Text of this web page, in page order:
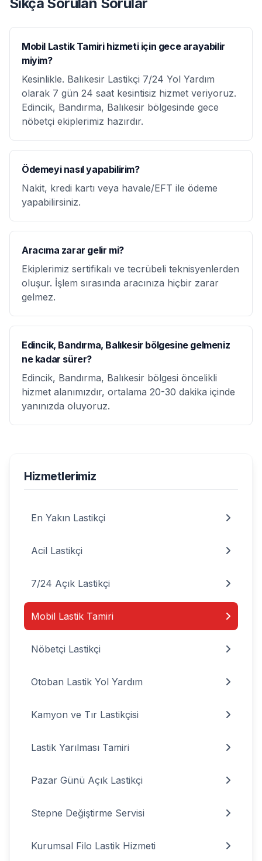
Sıkça Sorulan Sorular
Mobil Lastik Tamiri hizmeti için gece arayabilir
miyim?
Kesinlikle. Balıkesir Lastikçi 7/24 Yol Yardım
olarak 7 gün 24 saat kesintisiz hizmet veriyoruz.
Edincik, Bandırma, Balıkesir bölgesinde gece
nöbetçi ekiplerimiz hazırdır.
Ödemeyi nasıl yapabilirim?
Nakit, kredi kartı veya havale/EFT ile ödeme
yapabilirsiniz.
Aracıma zarar gelir mi?
Ekiplerimiz sertifikalı ve tecrübeli teknisyenlerden
oluşur. İşlem sırasında aracınıza hiçbir zarar
gelmez.
Edincik, Bandırma, Balıkesir bölgesine gelmeniz
ne kadar sürer?
Edincik, Bandırma, Balıkesir bölgesi öncelikli
hizmet alanımızdır, ortalama 20-30 dakika içinde
yanınızda oluyoruz.
Hizmetlerimiz
En Yakın Lastikçi
Acil Lastikçi
7/24 Açık Lastikçi
Mobil Lastik Tamiri
Nöbetçi Lastikçi
Otoban Lastik Yol Yardım
Kamyon ve Tır Lastikçisi
Lastik Yarılması Tamiri
Pazar Günü Açık Lastikçi
Stepne Değiştirme Servisi
Kurumsal Filo Lastik Hizmeti